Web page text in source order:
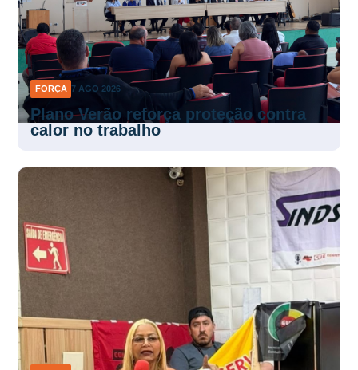
FORÇA 7 AGO 2026
Plano Verão reforça proteção contra
calor no trabalho